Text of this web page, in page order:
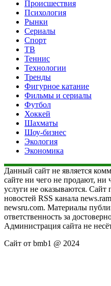
Происшествия
Психология
Рынки
Сериалы
Спорт
ТВ
Теннис
Технологии
Тренды
Фигурное катание
Фильмы и сериалы
Футбол
Хоккей
Шахматы
Шоу-бизнес
Экология
Экономика
Данный сайт не является
сайте ни чего не продают, ни
услуги не оказываются. Сайт
новостей RSS канала
newsru.com. Материалы
ответственность за
Администрация сайта не
Сайт от bmb1 @ 2024